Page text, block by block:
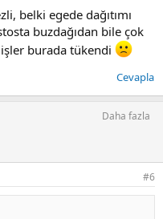
belki egede dağıtımı
buzdağıdan bile çok
burada tükendi
Cevapla
Daha fazla
#6